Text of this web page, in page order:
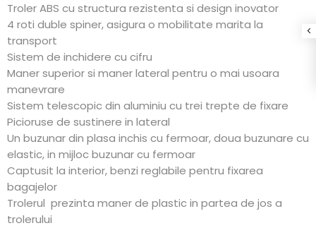
Troler ABS cu structura rezistenta si design inovator
4 roti duble spiner, asigura o mobilitate marita la
transport
Sistem de inchidere cu cifru
Maner superior si maner lateral pentru o mai usoara
manevrare
Sistem telescopic din aluminiu cu trei trepte de fixare
Picioruse de sustinere in lateral
Un buzunar din plasa inchis cu fermoar, doua buzunare cu
elastic, in mijloc buzunar cu fermoar
Captusit la interior, benzi reglabile pentru fixarea
bagajelor
Trolerul prezinta maner de plastic in partea de jos a
trolerului